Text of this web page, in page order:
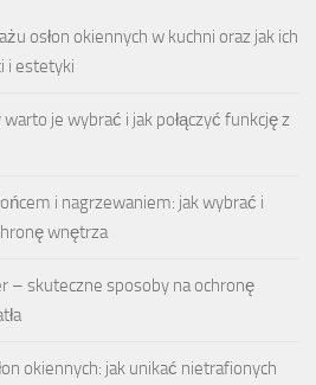
osłon okiennych w kuchni oraz jak ich
i estetyki
warto je wybrać i jak połączyć funkcję z
i nagrzewaniem: jak wybrać i
wnętrza
– skuteczne sposoby na ochronę
okiennych: jak unikać nietrafionych